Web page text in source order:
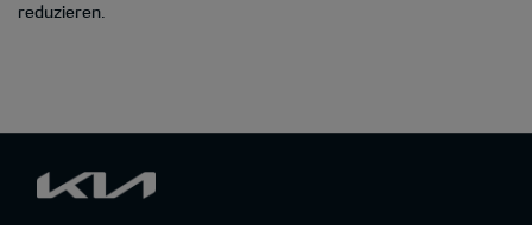
reduzieren.